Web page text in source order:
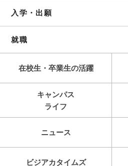
入学・出願
就職
在校生・卒業生の活躍
キャンパス
ライフ
ニュース
ビジアカタイムズ